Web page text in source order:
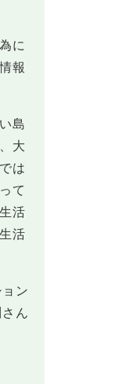
に
報
島
大
は
て
活
活
ン
さん